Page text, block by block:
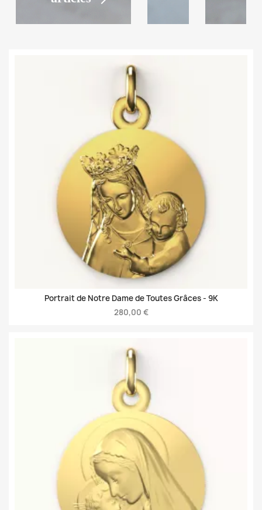
Portrait de Notre Dame de Toutes Grâces - 9K
280,00 €